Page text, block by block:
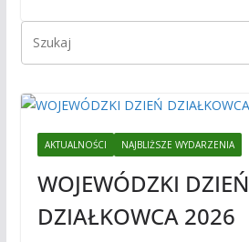
AKTUALNOŚCI NAJBLIŻSZE WYDARZENIA
WOJEWÓDZKI DZIEŃ
DZIAŁKOWCA 2026